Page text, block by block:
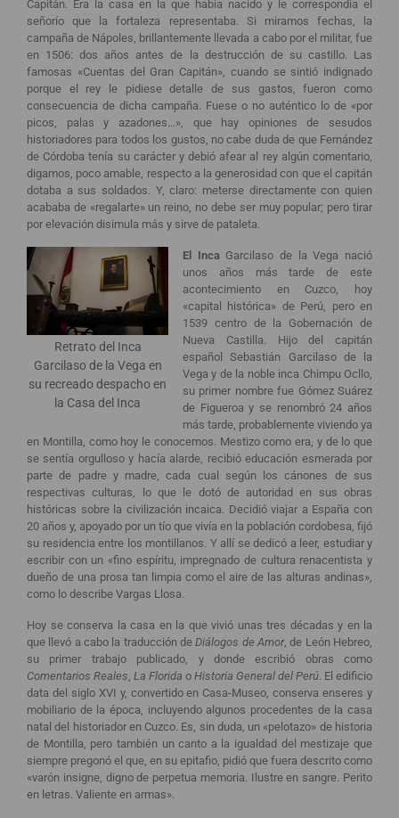
Capitán. Era la casa en la que había nacido y le correspondía el
señorío que la fortaleza representaba. Si miramos fechas, la
campaña de Nápoles, brillantemente llevada a cabo por el militar, fue
en 1506: dos años antes de la destrucción de su castillo. Las
famosas «Cuentas del Gran Capitán», cuando se sintió indignado
porque el rey le pidiese detalle de sus gastos, fueron como
consecuencia de dicha campaña. Fuese o no auténtico lo de «por
picos, palas y azadones…», que hay opiniones de sesudos
historiadores para todos los gustos, no cabe duda de que Fernández
de Córdoba tenía su carácter y debió afear al rey algún comentario,
digamos, poco amable, respecto a la generosidad con que el capitán
dotaba a sus soldados. Y, claro: meterse directamente con quien
acababa de «regalarte» un reino, no debe ser muy popular; pero tirar
por elevación disimula más y sirve de pataleta.
Retrato del Inca
Garcilaso de la Vega en
su recreado despacho en
la Casa del Inca
El IncaGarcilaso de la Vega nació
unos años más tarde de este
acontecimiento en Cuzco, hoy
«capital histórica» de Perú, pero en
1539 centro de la Gobernación de
Nueva Castilla. Hijo del capitán
español Sebastián Garcilaso de la
Vega y de la noble inca Chimpu Ocllo,
su primer nombre fue Gómez Suárez
de Figueroa y se renombró 24 años
más tarde, probablemente viviendo ya
en Montilla, como hoy le conocemos. Mestizo como era, y de lo que
se sentía orgulloso y hacía alarde, recibió educación esmerada por
parte de padre y madre, cada cual según los cánones de sus
respectivas culturas, lo que le dotó de autoridad en sus obras
históricas sobre la civilización incaica. Decidió viajar a España con
20 años y, apoyado por un tío que vivía en la población cordobesa, fijó
su residencia entre los montillanos. Y allí se dedicó a leer, estudiar y
escribir con un «fino espíritu, impregnado de cultura renacentista y
dueño de una prosa tan limpia como el aire de las alturas andinas»,
como lo describe Vargas Llosa.
Hoy se conserva la casa en la que vivió unas tres décadas y en la
que llevó a cabo la traducción deDiálogos de Amor, de León Hebreo,
su primer trabajo publicado, y donde escribió obras como
Comentarios Reales, La Florida o Historia General del Perú. El edificio
data del siglo XVI y, convertido en Casa-Museo, conserva enseres y
mobiliario de la época, incluyendo algunos procedentes de la casa
natal del historiador en Cuzco. Es, sin duda, un «pelotazo» de historia
de Montilla, pero también un canto a la igualdad del mestizaje que
siempre pregonó el que, en su epitafio, pidió que fuera descrito como
«varón insigne, digno de perpetua memoria. Ilustre en sangre. Perito
en letras. Valiente en armas».